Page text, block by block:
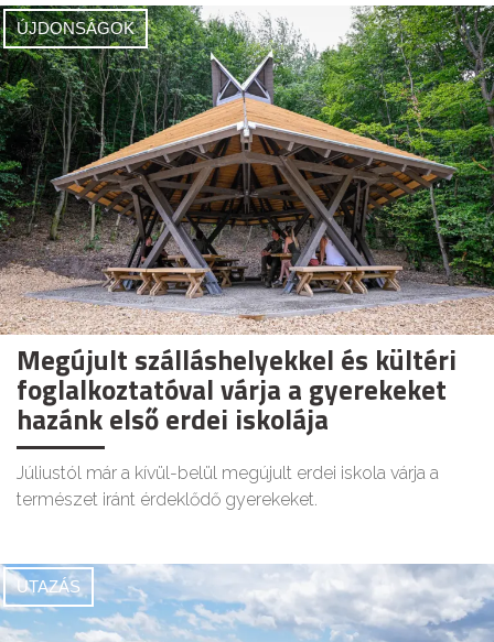
ÚJDONSÁGOK
Megújult szálláshelyekkel és kültéri
foglalkoztatóval várja a gyerekeket
hazánk első erdei iskolája
Júliustól már a kívül-belül megújult erdei iskola várja a
természet iránt érdeklődő gyerekeket.
UTAZÁS